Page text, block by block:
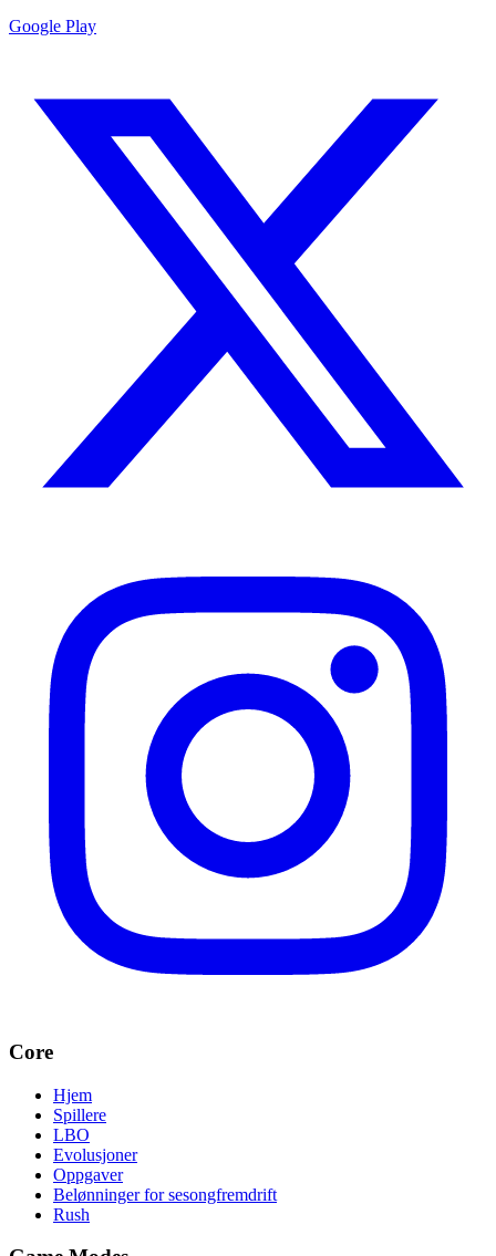
Google Play
Core
Hjem
Spillere
LBO
Evolusjoner
Oppgaver
Belønninger for sesongfremdrift
Rush